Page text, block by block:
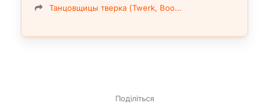
Танцовщицы тверка (Twerk, Boo…
Поділіться